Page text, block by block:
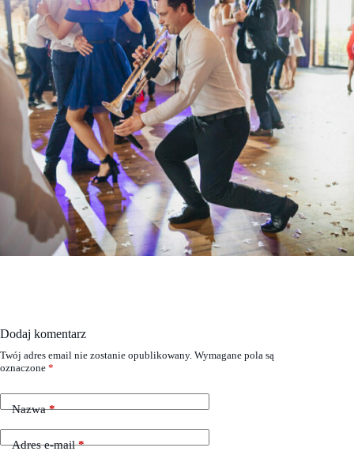
Dodaj komentarz
Twój adres email nie zostanie opublikowany. Wymagane pola są
oznaczone *
Nazwa*
Adres e-mail*